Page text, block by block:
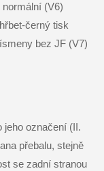
(V6)
černý tisk
bez JF (V7)
jeho označení (II.
přebalu, stejně
se zadní stranou